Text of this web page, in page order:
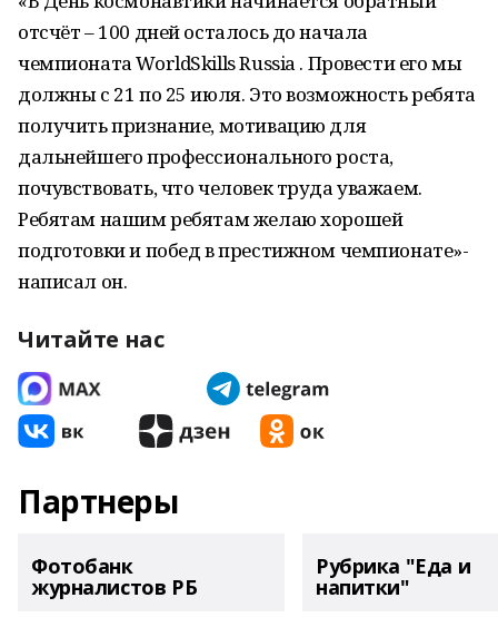
отсчёт – 100 дней осталось до начала
чемпионата WorldSkills Russia . Провести его мы
должны с 21 по 25 июля. Это возможность ребята
получить признание, мотивацию для
дальнейшего профессионального роста,
почувствовать, что человек труда уважаем.
Ребятам нашим ребятам желаю хорошей
подготовки и побед в престижном чемпионате»-
написал он.
Читайте нас
Партнеры
Фотобанк
журналистов РБ
Рубрика "Еда и
напитки"